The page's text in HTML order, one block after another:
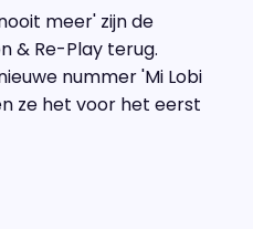
meer' zijn de
& Re-Play terug.
nummer 'Mi Lobi
ze het voor het eerst